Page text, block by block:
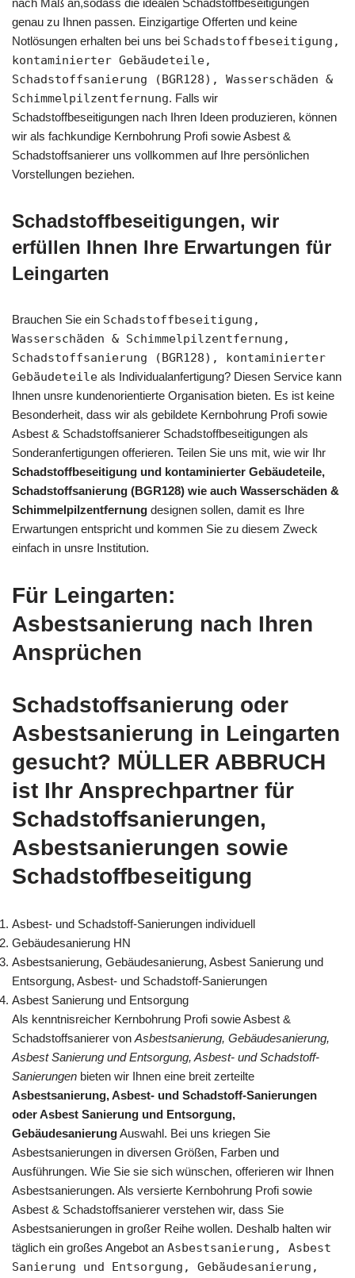
nach Maß an,sodass die idealen Schadstoffbeseitigungen
genau zu Ihnen passen. Einzigartige Offerten und keine
Notlösungen erhalten bei uns bei Schadstoffbeseitigung,
kontaminierter Gebäudeteile,
Schadstoffsanierung (BGR128), Wasserschäden &
Schimmelpilzentfernung. Falls wir
Schadstoffbeseitigungen nach Ihren Ideen produzieren, können
wir als fachkundige Kernbohrung Profi sowie Asbest &
Schadstoffsanierer uns vollkommen auf Ihre persönlichen
Vorstellungen beziehen.
Schadstoffbeseitigungen, wir
erfüllen Ihnen Ihre Erwartungen für
Leingarten
Brauchen Sie ein Schadstoffbeseitigung,
Wasserschäden & Schimmelpilzentfernung,
Schadstoffsanierung (BGR128), kontaminierter
Gebäudeteile als Individualanfertigung? Diesen Service kann
Ihnen unsre kundenorientierte Organisation bieten. Es ist keine
Besonderheit, dass wir als gebildete Kernbohrung Profi sowie
Asbest & Schadstoffsanierer Schadstoffbeseitigungen als
Sonderanfertigungen offerieren. Teilen Sie uns mit, wie wir Ihr
Schadstoffbeseitigung und kontaminierter Gebäudeteile,
Schadstoffsanierung (BGR128) wie auch Wasserschäden &
Schimmelpilzentfernung designen sollen, damit es Ihre
Erwartungen entspricht und kommen Sie zu diesem Zweck
einfach in unsre Institution.
Für Leingarten:
Asbestsanierung nach Ihren
Ansprüchen
Schadstoffsanierung oder
Asbestsanierung in Leingarten
gesucht? MÜLLER ABBRUCH
ist Ihr Ansprechpartner für
Schadstoffsanierungen,
Asbestsanierungen sowie
Schadstoffbeseitigung
Asbest- und Schadstoff-Sanierungen individuell
Gebäudesanierung HN
Asbestsanierung, Gebäudesanierung, Asbest Sanierung und
Entsorgung, Asbest- und Schadstoff-Sanierungen
Asbest Sanierung und Entsorgung
Als kenntnisreicher Kernbohrung Profi sowie Asbest &
Schadstoffsanierer von Asbestsanierung, Gebäudesanierung,
Asbest Sanierung und Entsorgung, Asbest- und Schadstoff-
Sanierungen bieten wir Ihnen eine breit zerteilte
Asbestsanierung, Asbest- und Schadstoff-Sanierungen
oder Asbest Sanierung und Entsorgung,
GebäudesanierungAuswahl. Bei uns kriegen Sie
Asbestsanierungen in diversen Größen, Farben und
Ausführungen. Wie Sie sie sich wünschen, offerieren wir Ihnen
Asbestsanierungen. Als versierte Kernbohrung Profi sowie
Asbest & Schadstoffsanierer verstehen wir, dass Sie
Asbestsanierungen in großer Reihe wollen. Deshalb halten wir
täglich ein großes Angebot an Asbestsanierung, Asbest
Sanierung und Entsorgung, Gebäudesanierung,